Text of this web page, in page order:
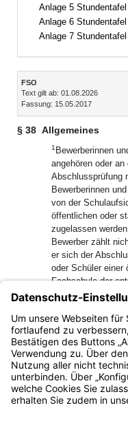
Anlage 5 Stundentafel
Anlage 6 Stundentafel für
Anlage 7 Stundentafel für
Inhalt
FSO
Text gilt ab: 01.08.2026
Fassung: 15.05.2017
§ 38 Allgemeines
1 Bewerberinnen
angehören oder
Abschlussprüfung
Bewerberinnen
von der
öffentlichen oder
zugelassen
Bewerber zählt
er sich der
oder Schüler einer
Fachschule der
war. Die
staatliche
einsetzen.4Es
nichts anderes
Bayern.de
BayernPortal